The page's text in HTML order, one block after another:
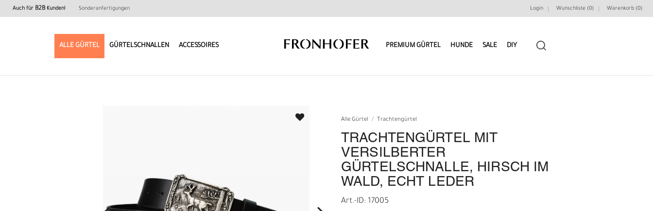
Auch für B2B Kunden! Sonderanfertigungen Login Wunschliste (0) Warenkorb (0)
ALLE GÜRTEL GÜRTELSCHNALLEN ACCESSOIRES PREMIUM GÜRTEL HUNDE SALE DIY
GÜRTEL NIETEN & ZIERTEILE
LEDERWERKZEUGE
Alle Gürtel Trachtengürtel
TRACHTENGÜRTEL MIT
VERSILBERTER
GÜRTELSCHNALLE, HIRSCH IM
WALD, ECHT LEDER
Art.-ID: 17005